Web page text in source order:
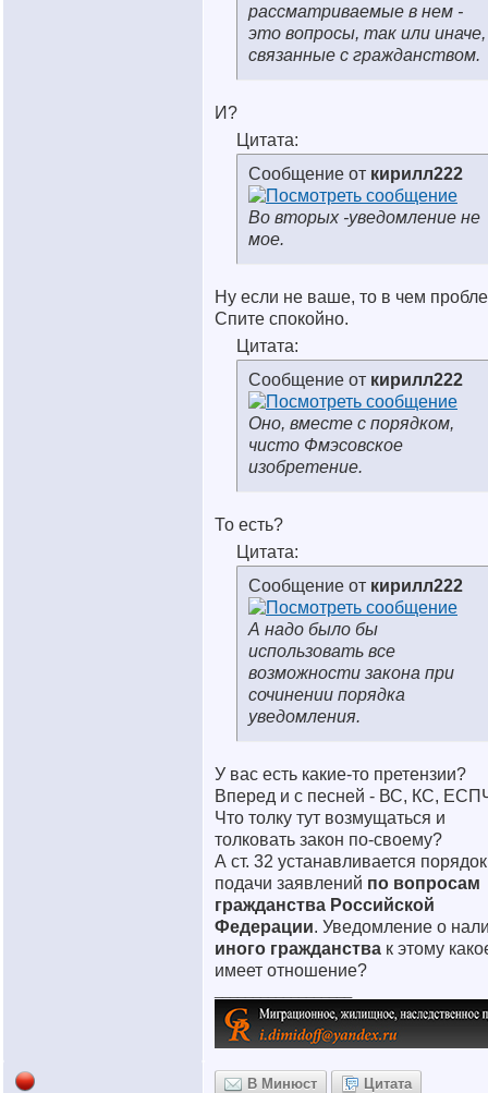
рассматриваемые в нем -
это вопросы, так или иначе,
связанные с гражданством.
И?
Цитата:
Сообщение от кирилл222
Во вторых -уведомление не
мое.
Ну если не ваше, то в чем
Спите спокойно.
Цитата:
Сообщение от кирилл222
Оно, вместе с порядком,
чисто Фмэсовское
изобретение.
То есть?
Цитата:
Сообщение от кирилл222
А надо было бы
использовать все
возможности закона при
сочинении порядка
уведомления.
У вас есть какие-то претензии?
Вперед и с песней - ВС, КС,
Что толку тут возмущаться и
толковать закон по-своему?
А ст. 32 устанавливается порядок
подачи заявлений по вопросам
гражданства Российской
Федерации. Уведомление о
иного гражданства к этому
имеет отношение?
В Минюст
Цитата